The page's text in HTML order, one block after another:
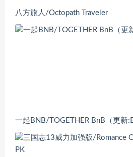
八方旅人/Octopath Traveler
一起BNB/TOGETHER BnB（更新